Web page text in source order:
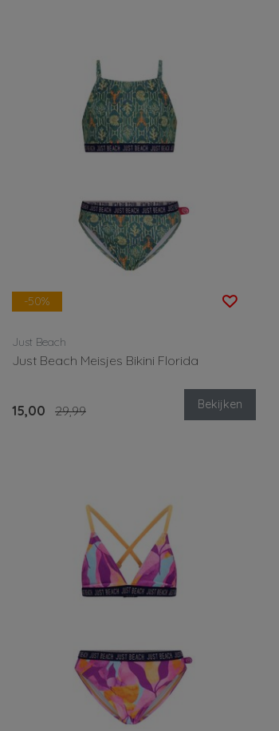
-50%
Just Beach
Just Beach Meisjes Bikini Florida
15,00 29,99 Bekijken